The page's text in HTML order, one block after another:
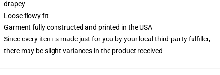
drapey
Loose flowy fit
Garment fully constructed and printed in the USA
Since every item is made just for you by your local third-party fulfiller,
there may be slight variances in the product received